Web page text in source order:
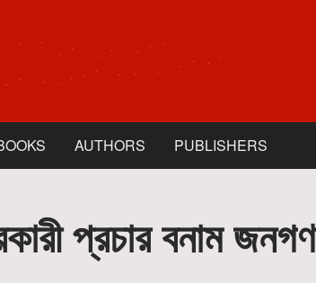
AUTHORS PUBLISHERS
প্রচার বনাম জনগণ